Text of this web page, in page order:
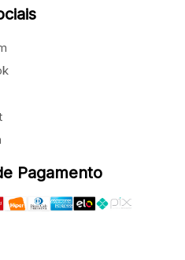
Pagamento